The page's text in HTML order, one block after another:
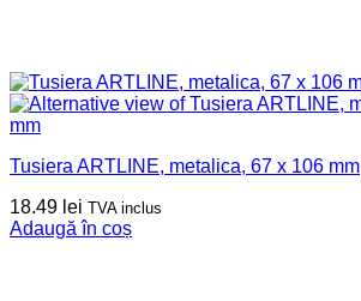
Tusiera ARTLINE, metalica, 67 x 106 mm
18.49 lei TVA inclus
Adaugă în coș